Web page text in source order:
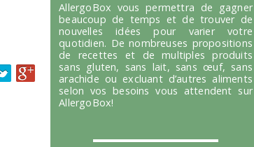
AllergoBox vous permettra de gagner
beaucoup de temps et de trouver de
nouvelles idées pour varier votre
quotidien. De nombreuses propositions
de recettes et de multiples produits
sans gluten, sans lait, sans œuf, sans
arachide ou excluant d’autres aliments
selon vos besoins vous attendent sur
AllergoBox!